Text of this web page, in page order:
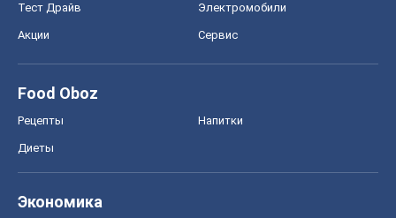
Тест Драйв Электромобили
Акции Сервис
Food Oboz
Рецепты Напитки
Диеты
Экономика